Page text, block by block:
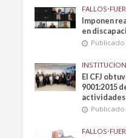
FALLOS•
Imponen
en
El CFJ
9001:2015
FALLOS•